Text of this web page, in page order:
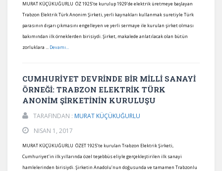
MURAT KÜÇÜKUĞURLU ÖZ 1925’te kurulup 1929’de elektrik üretmeye başlayan
Trabzon Elektrik Türk Anonim Şirketi, yerli kaynakları kullanmak suretiyle Türk
parasının dışarı çıkmasını engelleyen ve yerli sermaye ile kurulan şirket olması
bakımından ilk örneklerden birisiydi. Şirket, makalede anlatılacak olan bütün
zorluklara ... Devamı...
CUMHURİYET DEVRİNDE BİR MİLLİ SANAYİ
ÖRNEĞİ: TRABZON ELEKTRİK TÜRK
ANONİM ŞİRKETİNİN KURULUŞU
TARAFINDAN : MURAT KÜÇÜKUĞURLU
NISAN 1, 2017
MURAT KÜÇÜKUĞURLU ÖZET 1925’te kurulan Trabzon Elektrik Şirketi,
Cumhuriyet’in ilk yıllarında özel teşebbüs eliyle gerçekleştirilen ilk sanayi
hamlelerinden birisiydi. Şirketin Anadolu’nun doğusunda ve tamamen Trabzonlu